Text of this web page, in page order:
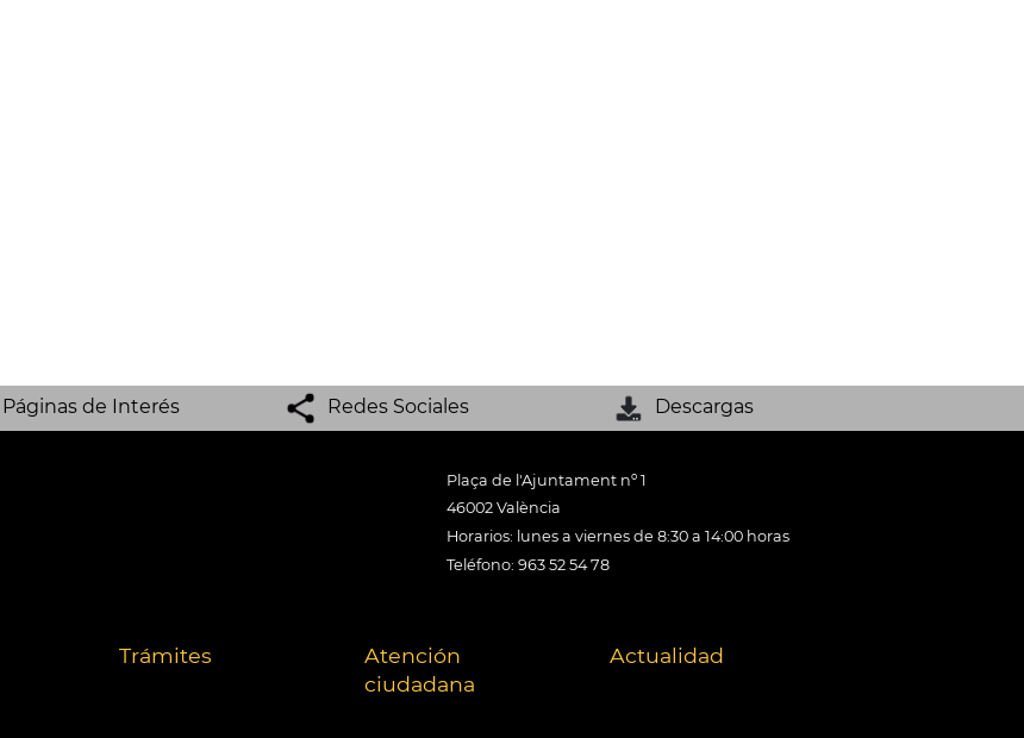
Páginas de Interés Redes Sociales Descargas
Plaça de l'Ajuntament nº 1
46002 València
Horarios: lunes a viernes de 8:30 a 14:00 horas
Teléfono: 963 52 54 78
Trámites
Atención
ciudadana
Actualidad